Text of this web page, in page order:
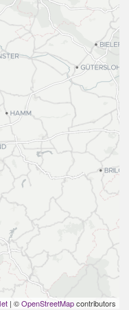
| ©OpenStreetMapcontributors